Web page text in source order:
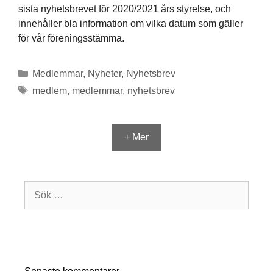
sista nyhetsbrevet för 2020/2021 års styrelse, och
innehåller bla information om vilka datum som gäller
för vår föreningsstämma.
Kategorier
Medlemmar, Nyheter, Nyhetsbrev
Etiketter
medlem, medlemmar, nyhetsbrev
+ Mer
Sök